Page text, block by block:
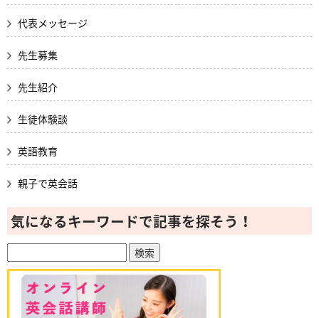
代表メッセージ
先生募集
先生紹介
生徒体験談
英語教育
親子で英会話
気になるキーワードで記事を探そう！